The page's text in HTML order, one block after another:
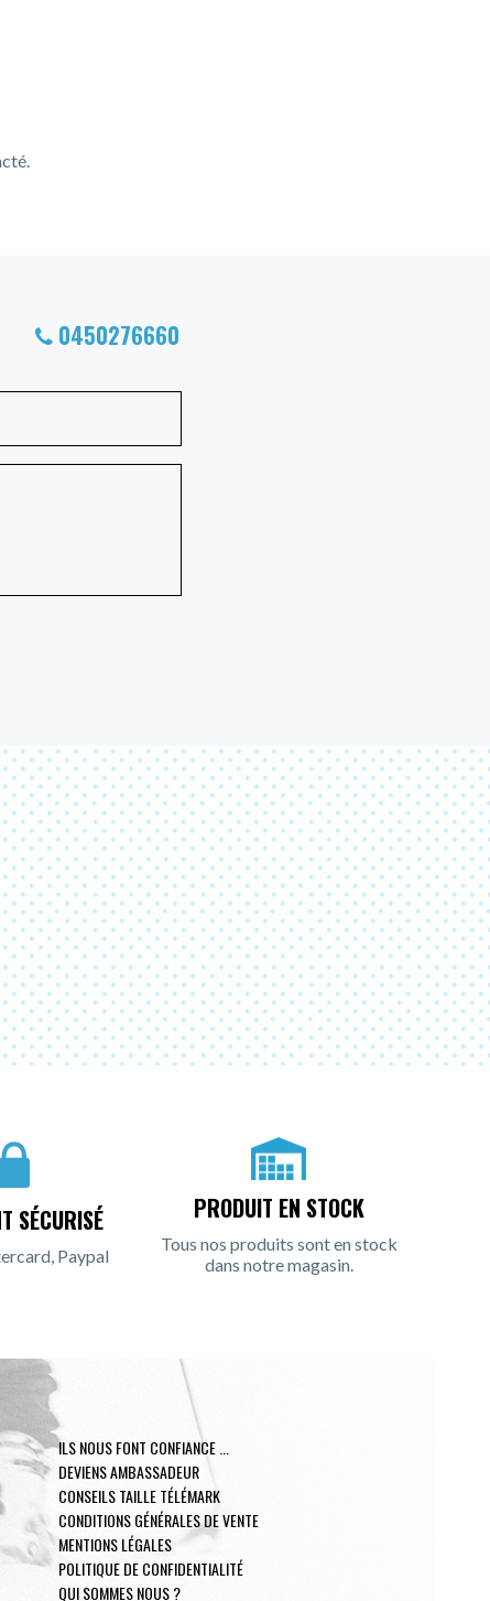
0450276660
SÉCURISÉ
Paypal
PRODUIT EN STOCK
Tous nos produits sont en stock
dans notre magasin.
ILS NOUS FONT CONFIANCE ...
DEVIENS AMBASSADEUR
CONSEILS TAILLE TÉLÉMARK
CONDITIONS GÉNÉRALES DE VENTE
MENTIONS LÉGALES
POLITIQUE DE CONFIDENTIALITÉ
QUI SOMMES NOUS ?